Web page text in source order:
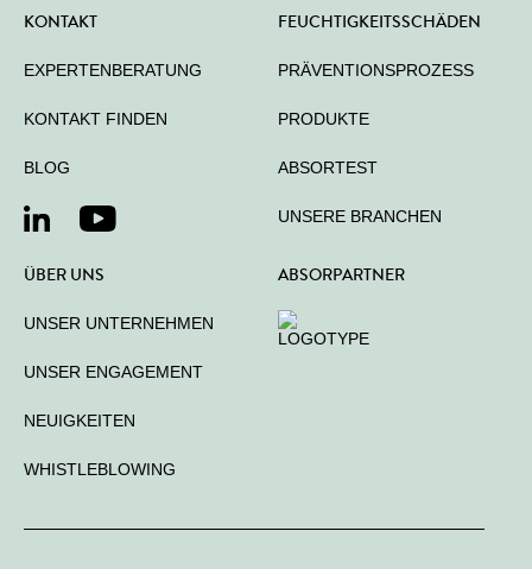
KONTAKT
EXPERTENBERATUNG
KONTAKT FINDEN
BLOG
FEUCHTIGKEITSSCHÄDEN
PRÄVENTIONSPROZESS
PRODUKTE
ABSORTEST
UNSERE BRANCHEN
ÜBER UNS
UNSER UNTERNEHMEN
UNSER ENGAGEMENT
NEUIGKEITEN
WHISTLEBLOWING
ABSORPARTNER